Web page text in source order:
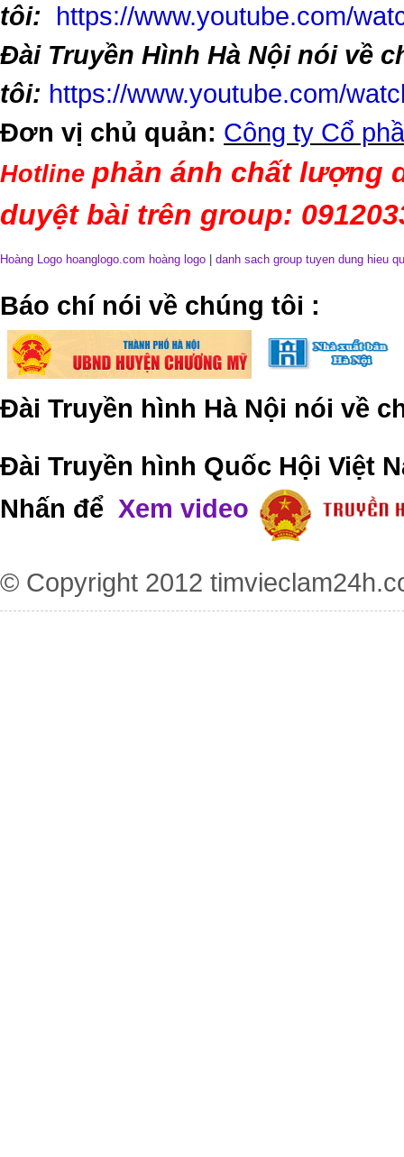
tôi:
https://www.youtube.com/
Đài Truyền Hình Hà Nội nói về
tôi: https://www.youtube.com/
Đơn vị chủ quản: Công ty Cổ
Hotline phản ánh chất lượng
duyệt bài trên group:
Hoàng Logo hoanglogo.com hoàng logo danh sach group tuyen dung hieu
​Báo chí nói về chúng tôi :
Đài Truyền hình Hà Nội nói về
Đài Truyền hình Quốc Hội Việt
Nhấn để Xem video
© Copyright 2012